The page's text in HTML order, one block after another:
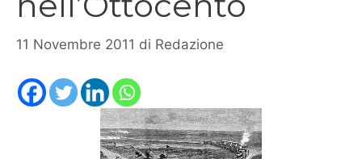
11 Novembre 2011 di Redazione